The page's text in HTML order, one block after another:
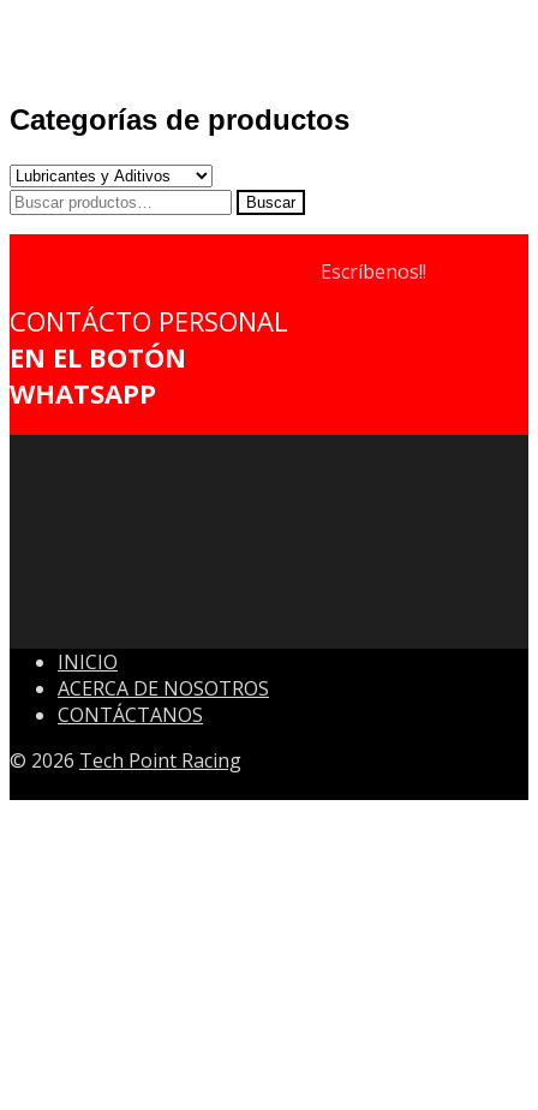
Categorías de productos
Buscar
Buscar
CONTÁCTO PERSONAL
EN EL BOTÓN
WHATSAPP
Escríbenos!!
INICIO
ACERCA DE NOSOTROS
CONTÁCTANOS
© 2026 Tech Point Racing